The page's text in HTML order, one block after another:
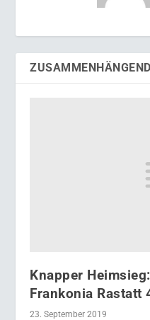
Knapper
Frankonia Rastatt
23. September 2019